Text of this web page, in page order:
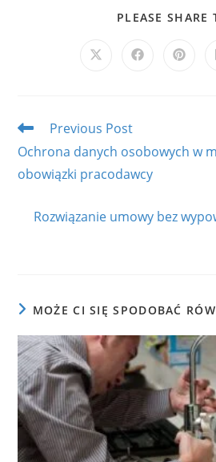
PLEASE SHARE
Opens
Opens Opens
Read
more
articles
Previous Post
Ochrona danych osobowych w
obowiązki pracodawcy
Rozwiązanie umowy bez
MOŻE CI SIĘ SPODOBAĆ